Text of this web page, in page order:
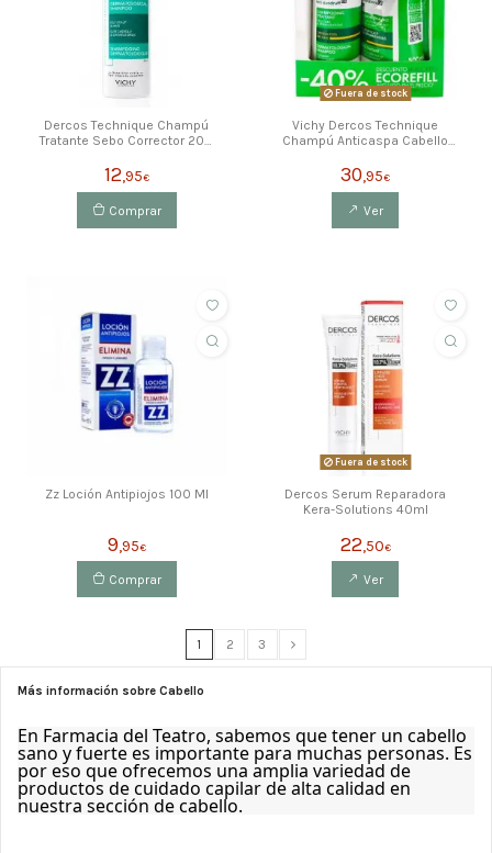
Dercos Technique Champú
Tratante Sebo Corrector 200
12,95€
Comprar
Fuera de stock
Vichy Dercos Technique
Champú Anticaspa Cabello
500ml
30,95€
Ver
Zz Loción Antipiojos 100 Ml
9,95€
Comprar
Fuera de stock
Dercos Serum Reparadora
Kera-Solutions 40ml
22,50€
Ver
1 2 3
Más información sobre Cabello
En Farmacia del Teatro, sabemos que tener un cabello
sano y fuerte es importante para muchas personas. Es
por eso que ofrecemos una amplia variedad de
productos de cuidado capilar de alta calidad en
nuestra sección de cabello.